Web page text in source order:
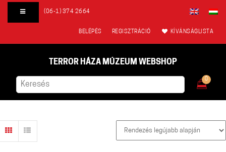
(06-1) 374 2664
BELÉPÉS REGISZTRÁCIÓ KÍVÁNSÁGLISTA
TERROR HÁZA MÚZEUM WEBSHOP
0